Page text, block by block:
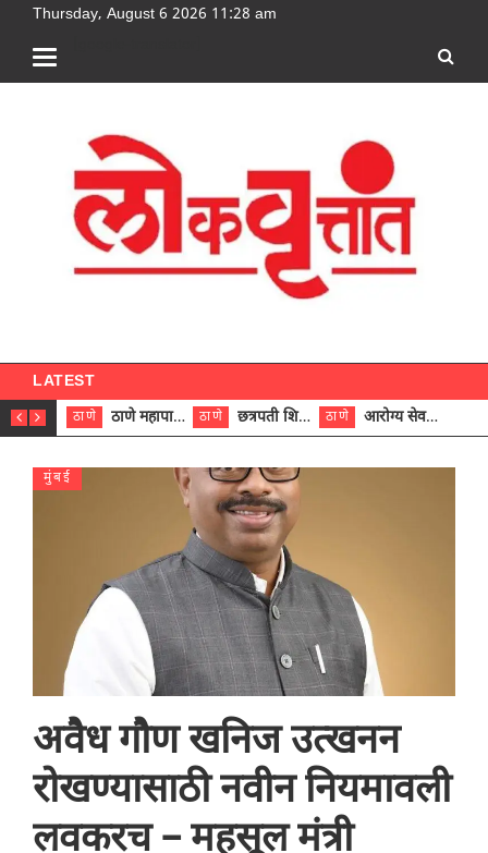
Thursday, August 6 2026 11:28 am
LATEST
ठाणे ठाणे महापालिकेच्या नऊ प्रभाग समित्यांवर अध्यक्ष विराजमान ठाणे छत्रपती शिवाजी महाराज रुग्णालयात दुर्मिळ ट्युमरची यशस्वी शस्त्रक्रिया ठाणे आरोग्य सेवक (पुरुष) पदावरून ११ कर्मचाऱ्यांना आरोग्य सहाय्यक (पुरुष) पदावर पदोन्नती; मुख्य कार्यकारी अधिकारी रणजित यादव यांच्या हस्ते आदेश वितरण
मुंबई
अवैध गौण खनिज उत्खनन
रोखण्यासाठी नवीन नियमावली
लवकरच – महसूल मंत्री